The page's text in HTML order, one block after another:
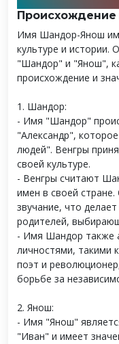
Имя Шандор-Янош
культуре и истории.
"Шандор" и "Янош",
происхождение и
1. Шандор:
- Имя "Шандор"
"Александр",
людей". Венгры
своей культуре.
- Венгры считают
имен в своей
звучание, что
родителей,
- Имя Шандор также
личностями, такими
поэт и
борьбе за
2. Янош:
- Имя "Янош"
"Иван" и имеет